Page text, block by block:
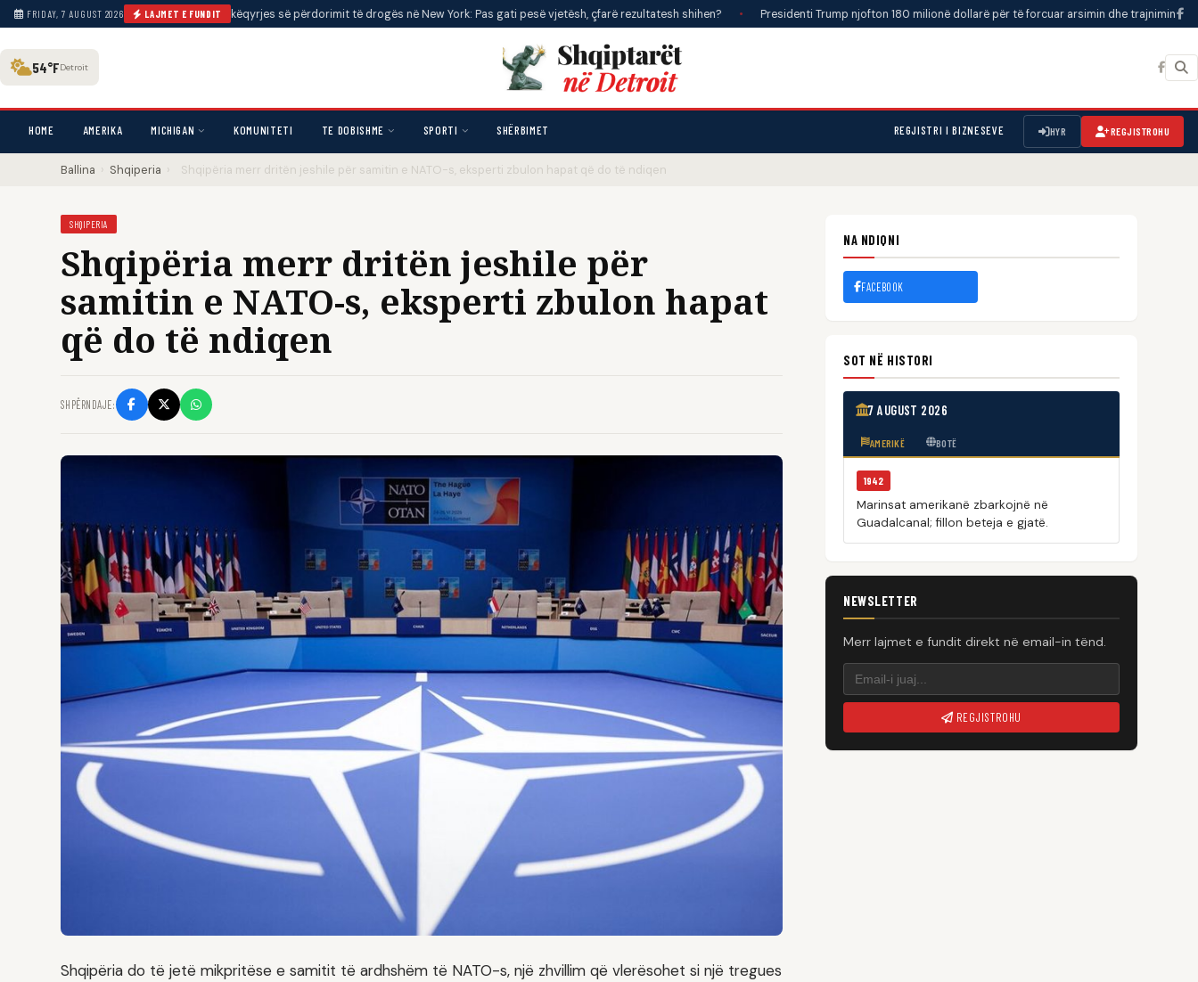
FRIDAY, 7 AUGUST 2026 LAJMET E FUNDIT
të veproni • Qendra të mbikëqyrjes së përdorimit të drogës në New York: Pas gati pesë vjetësh, çfarë rezultatesh shihen? • Presidenti Trump njofton 180 milionë dollarë për të forcuar arsimin dhe trajnimin në miniera
54°FDetroit
HOME AMERIKA MICHIGAN KOMUNITETI TE DOBISHME SPORTI SHËRBIMET REGJISTRI I BIZNESEVE HYR REGJISTROHU
Ballina › Shqiperia › Shqipëria merr dritën jeshile për samitin e NATO-s, eksperti zbulon hapat që do të ndiqen
SHQIPERIA
Shqipëria merr dritën jeshile për
samitin e NATO-s, eksperti zbulon hapat
që do të ndiqen
SHPËRNDAJE:
Shqipëria do të jetë mikpritëse e samitit të ardhshëm të NATO-s, një zhvillim që vlerësohet si një tregues
NA NDIQNI
FACEBOOK
SOT NË HISTORI
7 AUGUST 2026
AMERIKË BOTË
1942
Marinsat amerikanë zbarkojnë në
Guadalcanal; fillon beteja e gjatë.
NEWSLETTER
Merr lajmet e fundit direkt në email-in tënd.
REGJISTROHU